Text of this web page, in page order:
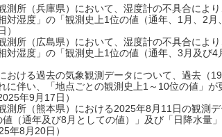
測所（兵庫県）において、湿度計の不具合によ
対湿度」の「観測史上1位の値（通年、1月、2
）
測所（広島県）において、湿度計の不具合によ
対湿度」の「観測史上1位の値（通年、3月及び
おける過去の気象観測データについて、過去（
に伴い、「地点ごとの観測史上1～10位の値」
年9月17日）
測所（熊本県）における2025年8月11日の観測
値（通年及び8月としての値）」及び「日降水
年8月20日）